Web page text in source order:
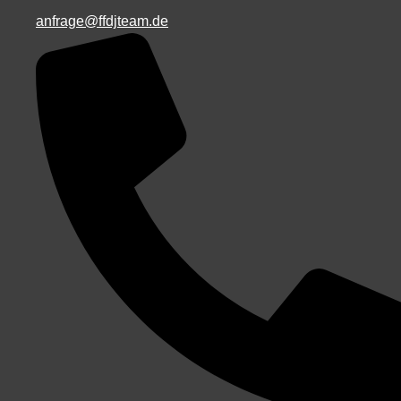
anfrage@ffdjteam.de